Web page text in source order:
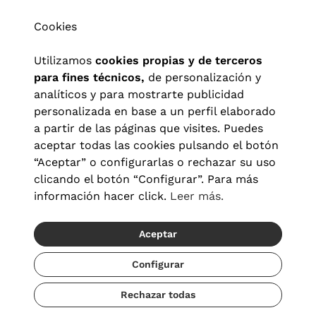
Aviso legal| Política de privacidad Términos y condiciones
Política de cookies|Configuración de cookies
© 2026 Visionlab España
Cookies
Utilizamos cookies propias y de terceros
para fines técnicos, de personalización y
analíticos y para mostrarte publicidad
personalizada en base a un perfil elaborado
a partir de las páginas que visites. Puedes
aceptar todas las cookies pulsando el botón
“Aceptar” o configurarlas o rechazar su uso
clicando el botón “Configurar”. Para más
información hacer click. Leer más.
Aceptar
Configurar
Rechazar todas